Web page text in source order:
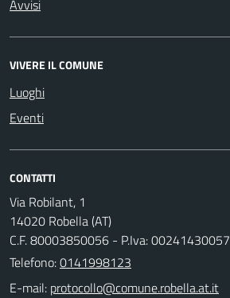
Avvisi
VIVERE IL COMUNE
Luoghi
Eventi
CONTATTI
Via Robilant, 1
14020 Robella (AT)
C.F. 80003850056 - P.Iva: 00241430057
Telefono:0141998123
E-mail: